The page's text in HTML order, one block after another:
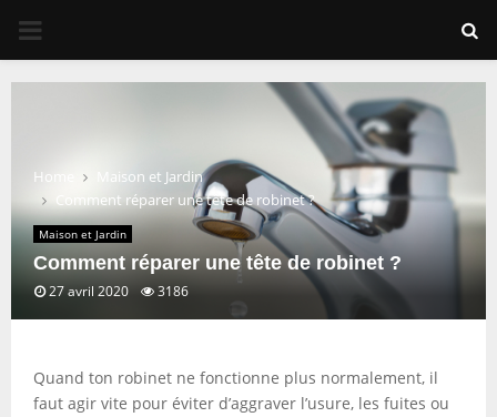
PRIMARY
MENU
Home
Maison et Jardin
Comment réparer une tête de robinet ?
Maison et Jardin
Comment réparer une tête de robinet ?
27 avril 2020 3186
Quand ton robinet ne fonctionne plus normalement, il
faut agir vite pour éviter d’aggraver l’usure, les fuites ou